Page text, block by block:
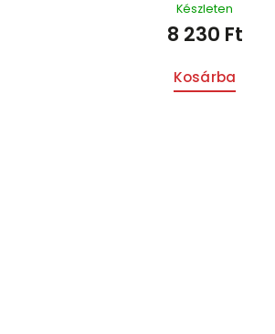
Készleten
8 230 Ft
Kosárba